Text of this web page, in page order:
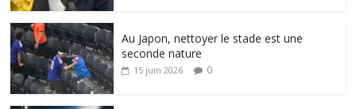
Au Japon, nettoyer le stade est une
seconde nature
15 juin 2026 0